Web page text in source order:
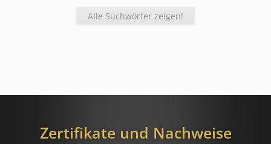
Alle Suchwörter zeigen!
Zertifikate und Nachweise